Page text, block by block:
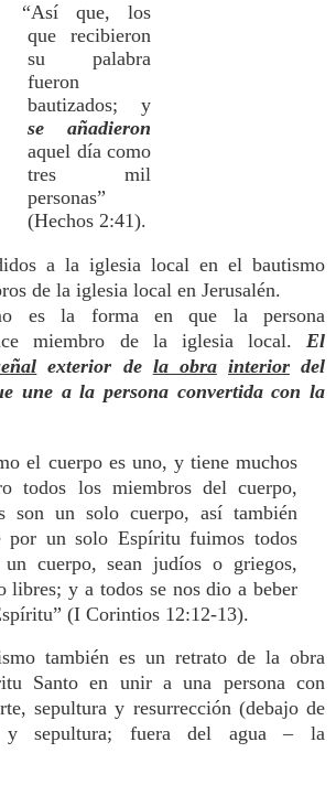
“Así que, los
que recibieron
su palabra
fueron
bautizados; y
se
añadieron
aquel día como
tres mil
personas”
(Hechos 2:41).
a la iglesia local en el bautismo
de la iglesia local en Jerusalén.
es la forma en que la persona
miembro de la iglesia local. El
exterior de la obra interiordel
une a la persona convertida con la
el cuerpo es uno, y tiene muchos
todos los miembros del cuerpo,
son un solo cuerpo, así también
por un solo Espíritu fuimos todos
un cuerpo, sean judíos o griegos,
libres; y a todos se nos dio a beber
(I Corintios 12:12-13).
también es un retrato de la obra
Santo en unir a una persona con
sepultura y resurrección (debajo de
y sepultura; fuera del agua – la